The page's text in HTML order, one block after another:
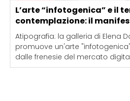
L’arte “infotogenica” e il
contemplazione: il
Atipografia: la galleria di Elena
promuove un'arte
dalle frenesie del mercato